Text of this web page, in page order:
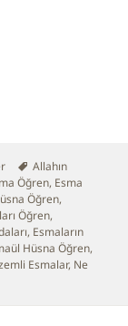
Etiketler
Allahın
Öğren, Esma
Öğren,
Öğren,
, Esmaların
Hüsna Öğren,
Esmalar, Ne
Artar için